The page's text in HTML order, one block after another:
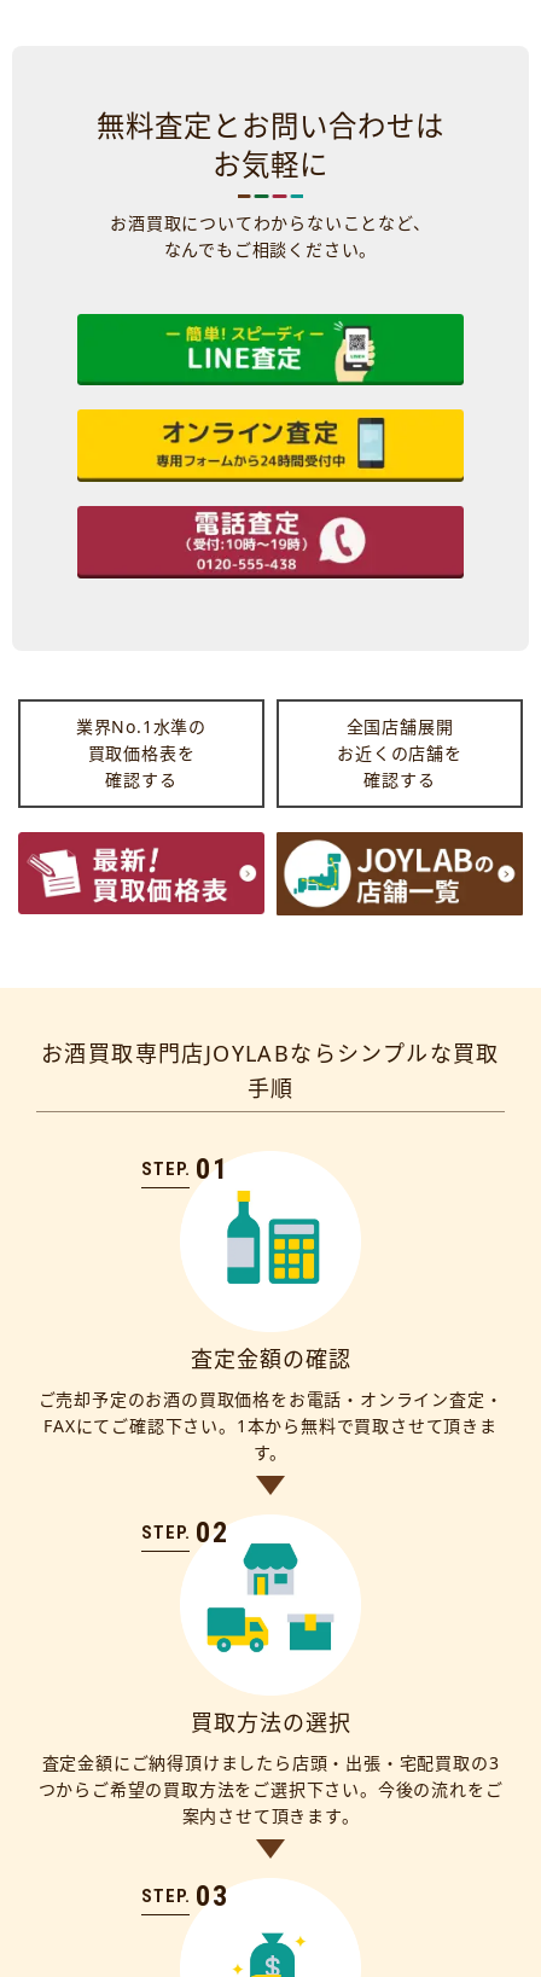
無料査定とお問い合わせは
お気軽に
お酒買取についてわからないことなど、
なんでもご相談ください。
業界No.1水準の
買取価格表を
確認する
全国店舗展開
お近くの店舗を
確認する
お酒買取専門店JOYLABならシンプルな買取
手順
STEP. 01
査定金額の確認
ご売却予定のお酒の買取価格をお電話・オンライン査定・
FAXにてご確認下さい。1本から無料で買取させて頂きま
す。
STEP. 02
買取方法の選択
査定金額にご納得頂けましたら店頭・出張・宅配買取の3
つからご希望の買取方法をご選択下さい。今後の流れをご
案内させて頂きます。
STEP. 03